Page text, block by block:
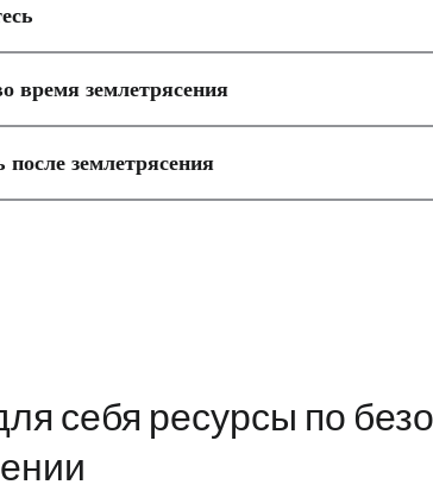
время землетрясения
после землетрясения
себя ресурсы по